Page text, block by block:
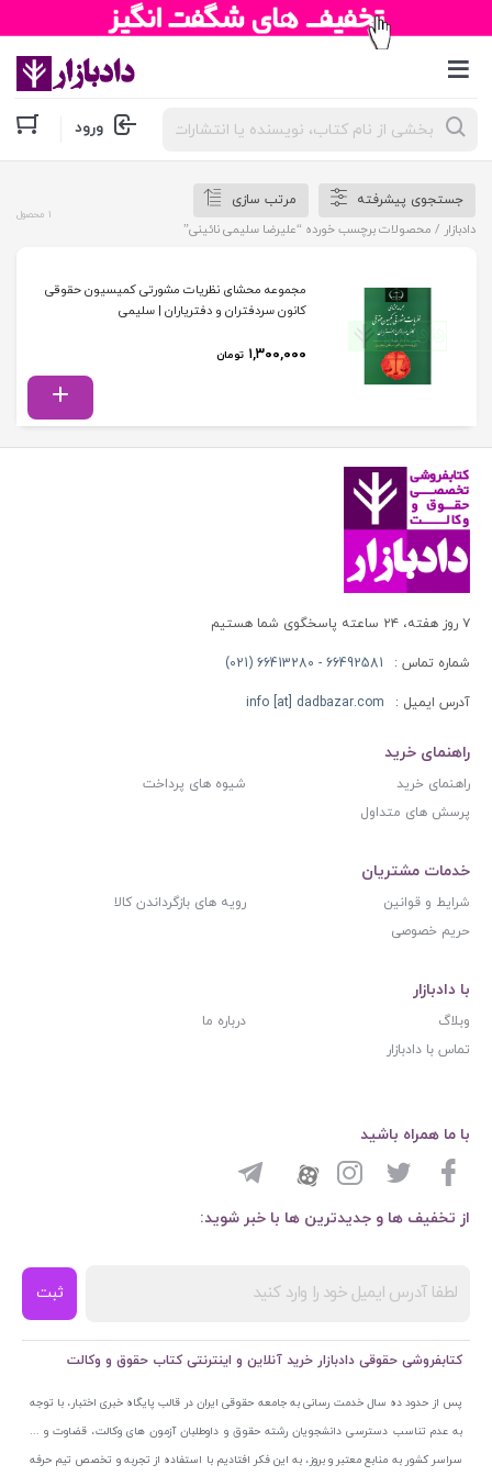
جستجوی
محصولات ورود
جستجوی پیشرفته
مرتب سازی
دادبازار / محصولات برچسب خورده “علیرضا سلیمی نائینی”
1 محصول
مجموعه محشای نظریات مشورتی کمیسیون حقوقی
کانون سردفتران و دفتریاران | سلیمی
۱,۳۰۰,۰۰۰ تومان
۷ روز هفته، ۲۴ ساعته پاسخگوی شما هستیم
شماره تماس : 66492581 - 66413280 (021)
آدرس ایمیل : info [at] dadbazar.com
راهنمای خرید
راهنمای خرید
شیوه های پرداخت
پرسش های متداول
خدمات مشتریان
شرایط و قوانین
رویه های بازگرداندن کالا
حریم خصوصی
با دادبازار
وبلاگ
درباره ما
تماس با دادبازار
از تخفیف ها و جدیدترین ها با خبر شوید:
ثبت
با ما همراه باشید
کتابفروشی حقوقی دادبازار خرید آنلاین و اینترنتی کتاب حقوق و وکالت
پس از حدود ده سال خدمت رسانی به جامعه حقوقی ایران در قالب پایگاه خبری اختبار، با توجه
به عدم تناسب دسترسی دانشجویان رشته حقوق و داوطلبان آزمون های وکالت، قضاوت و ...
سراسر کشور به منابع معتبر و بروز، به این فکر افتادیم با استفاده از تجربه و تخصص تیم حرفه